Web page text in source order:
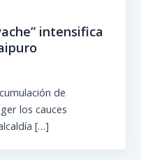
intensifica
de
los cauces
[…]